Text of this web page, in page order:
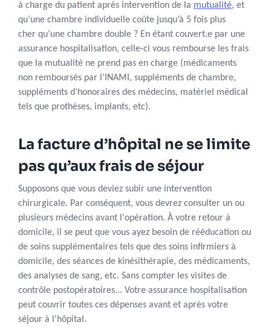
à charge du patient après intervention de la mutualité, et
qu’une chambre individuelle coûte jusqu’à 5 fois plus
cher qu’une chambre double ? En étant couvert.e par une
assurance hospitalisation, celle-ci vous rembourse les frais
que la mutualité ne prend pas en charge (médicaments
non remboursés par l’INAMI, suppléments de chambre,
suppléments d’honoraires des médecins, matériel médical
tels que prothèses, implants, etc).
La facture d’hôpital ne se limite
pas qu’aux frais de séjour
Supposons que vous deviez subir une intervention
chirurgicale. Par conséquent, vous devrez consulter un ou
plusieurs médecins avant l'opération. À votre retour à
domicile, il se peut que vous ayez besoin de rééducation ou
de soins supplémentaires tels que des soins infirmiers à
domicile, des séances de kinésithérapie, des médicaments,
des analyses de sang, etc. Sans compter les visites de
contrôle postopératoires... Votre assurance hospitalisation
peut couvrir toutes ces dépenses avant et après votre
séjour à l'hôpital.